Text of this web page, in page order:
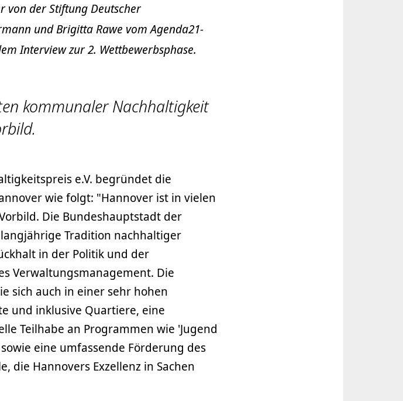
von der Stiftung Deutscher
und Brigitta Rawe vom Agenda21-
Interview zur 2. Wettbewerbsphase.
kommunaler Nachhaltigkeit
e.V. begründet die
wie folgt: "Hannover ist in vielen
Die Bundeshauptstadt der
Tradition nachhaltiger
in der Politik und der
Verwaltungsmanagement. Die
sich auch in einer sehr hohen
und inklusive Quartiere, eine
Teilhabe an Programmen wie 'Jugend
eine umfassende Förderung des
die Hannovers Exzellenz in Sachen